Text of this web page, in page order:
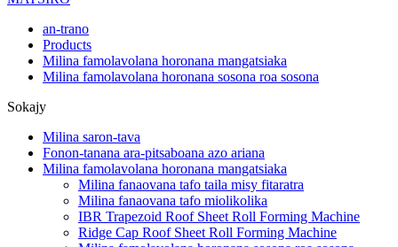
an-trano
Products
Milina famolavolana horonana mangatsiaka
Milina famolavolana horonana sosona roa sosona
Sokajy
Milina saron-tava
Fonon-tanana ara-pitsaboana azo ariana
Milina famolavolana horonana mangatsiaka
Milina fanaovana tafo taila misy fitaratra
Milina fanaovana tafo miolikolika
IBR Trapezoid Roof Sheet Roll Forming Machine
Ridge Cap Roof Sheet Roll Forming Machine